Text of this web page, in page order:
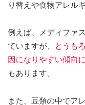
り替えや食物アレル
例えば、メディファ
ていますが、
とうも
因になりやすい傾向
もあります。
また、豆類の中でア